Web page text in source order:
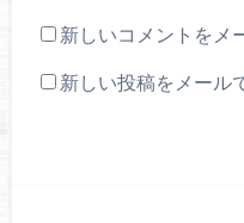
新しいコメントをメ
新しい投稿をメール